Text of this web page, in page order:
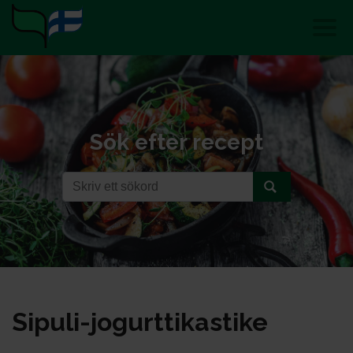
Sök efter recept
Si­pu­li-jo­gurt­ti­kas­ti­ke